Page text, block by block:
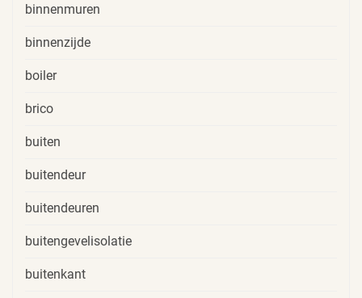
binnenmuren
binnenzijde
boiler
brico
buiten
buitendeur
buitendeuren
buitengevelisolatie
buitenkant